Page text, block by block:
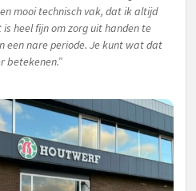
mooi technisch vak, dat ik altijd
heel fijn om zorg uit handen te
een nare periode. Je kunt wat dat
betekenen.”